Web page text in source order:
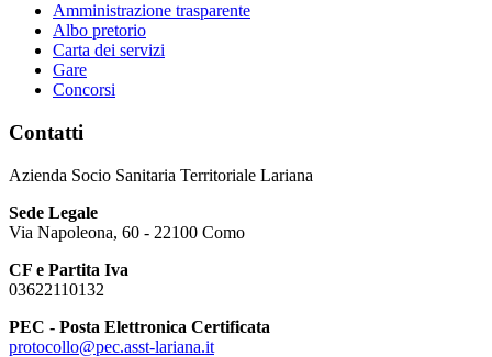
Amministrazione trasparente
Albo pretorio
Carta dei servizi
Gare
Concorsi
Contatti
Azienda Socio Sanitaria Territoriale Lariana
Sede Legale
Via Napoleona, 60 - 22100 Como
CF e Partita Iva
03622110132
PEC - Posta Elettronica Certificata
protocollo@pec.asst-lariana.it